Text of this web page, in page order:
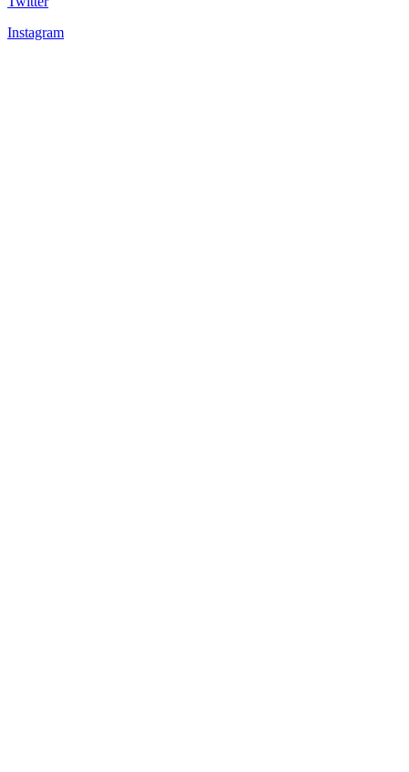
Instagram